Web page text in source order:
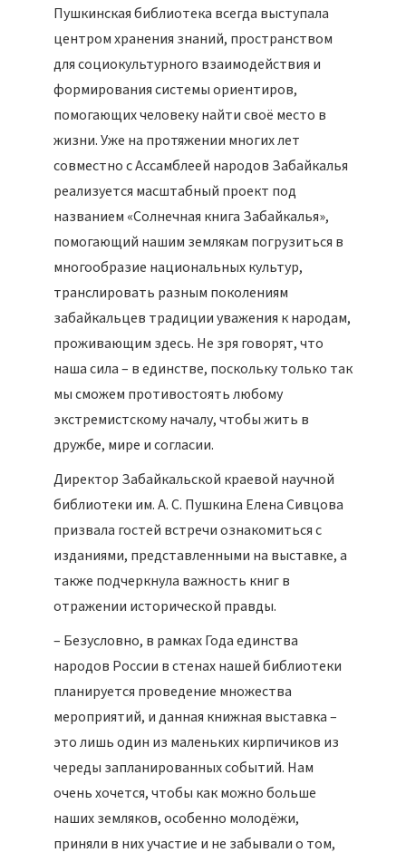
Пушкинская библиотека всегда выступала
центром хранения знаний, пространством
для социокультурного взаимодействия и
формирования системы ориентиров,
помогающих человеку найти своё место в
жизни. Уже на протяжении многих лет
совместно с Ассамблеей народов Забайкалья
реализуется масштабный проект под
названием «Солнечная книга Забайкалья»,
помогающий нашим землякам погрузиться в
многообразие национальных культур,
транслировать разным поколениям
забайкальцев традиции уважения к народам,
проживающим здесь. Не зря говорят, что
наша сила – в единстве, поскольку только так
мы сможем противостоять любому
экстремистскому началу, чтобы жить в
дружбе, мире и согласии.
Директор Забайкальской краевой научной
библиотеки им. А. С. Пушкина Елена Сивцова
призвала гостей встречи ознакомиться с
изданиями, представленными на выставке, а
также подчеркнула важность книг в
отражении исторической правды.
– Безусловно, в рамках Года единства
народов России в стенах нашей библиотеки
планируется проведение множества
мероприятий, и данная книжная выставка –
это лишь один из маленьких кирпичиков из
череды запланированных событий. Нам
очень хочется, чтобы как можно больше
наших земляков, особенно молодёжи,
приняли в них участие и не забывали о том,